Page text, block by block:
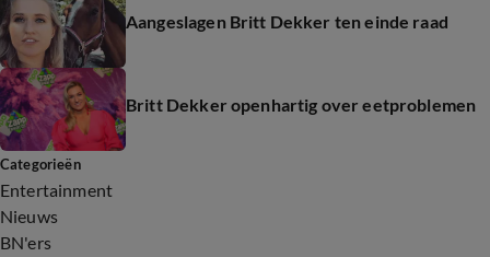
Aangeslagen Britt Dekker ten einde raad
Britt Dekker openhartig over eetproblemen
Categorieën
Entertainment
Nieuws
BN'ers